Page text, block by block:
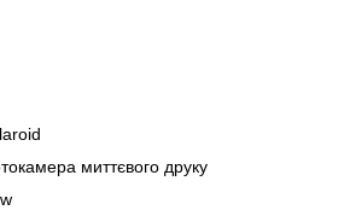
миттєвого друку